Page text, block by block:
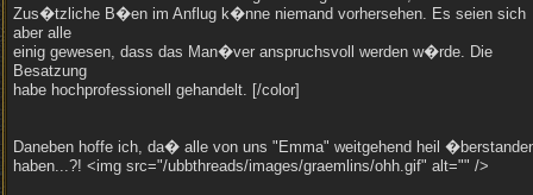
Zus�tzliche B�en im Anflug k�nne niemand vorhersehen. Es seien sich
aber alle
einig gewesen, dass das Man�ver anspruchsvoll werden w�rde. Die
Besatzung
habe hochprofessionell gehandelt. [/color]
Daneben hoffe ich, da� alle von uns "Emma" weitgehend heil
haben...?! <img src="/ubbthreads/images/graemlins/ohh.gif" alt="" />